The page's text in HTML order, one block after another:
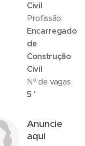
Civil
Profissão:
Encarregado
de
Construção
Civil
Nº de vagas:
5 "
Anuncie
aqui